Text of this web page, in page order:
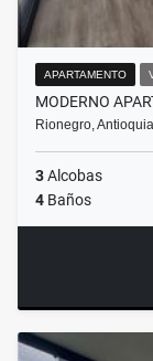
APARTAMENTO
MODERNO
Rionegro,
3Alcobas
4 Baños